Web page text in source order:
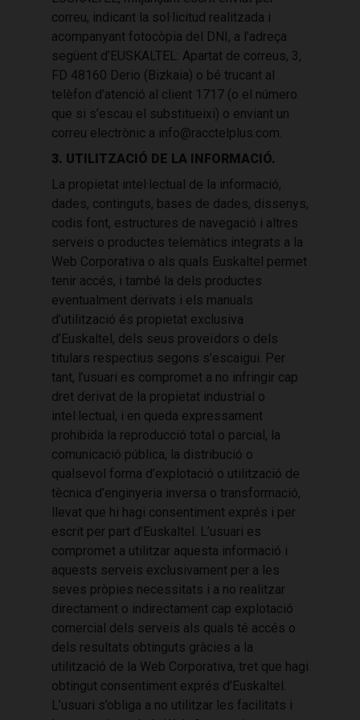
correu, indicant la sol·licitud realitzada i
acompanyant fotocòpia del DNI, a l’adreça
següent d’EUSKALTEL: Apartat de correus, 3,
FD 48160 Derio (Bizkaia) o bé trucant al
telèfon d’atenció al client 1717 (o el número
que si s’escau el substitueixi) o enviant un
correu electrònic a info@racctelplus.com.
3. UTILITZACIÓ DE LA INFORMACIÓ.
La propietat intel·lectual de la informació,
dades, continguts, bases de dades, dissenys,
codis font, estructures de navegació i altres
serveis o productes telemàtics integrats a la
Web Corporativa o als quals Euskaltel permet
tenir accés, i també la dels productes
eventualment derivats i els manuals
d’utilització és propietat exclusiva
d’Euskaltel, dels seus proveïdors o dels
titulars respectius segons s’escaigui. Per
tant, l’usuari es compromet a no infringir cap
dret derivat de la propietat industrial o
intel·lectual, i en queda expressament
prohibida la reproducció total o parcial, la
comunicació pública, la distribució o
qualsevol forma d’explotació o utilització de
tècnica d’enginyeria inversa o transformació,
llevat que hi hagi consentiment exprés i per
escrit per part d’Euskaltel. L’usuari es
compromet a utilitzar aquesta informació i
aquests serveis exclusivament per a les
seves pròpies necessitats i a no realitzar
directament o indirectament cap explotació
comercial dels serveis als quals té accés o
dels resultats obtinguts gràcies a la
utilització de la Web Corporativa, tret que hagi
obtingut consentiment exprés d’Euskaltel.
L’usuari s’obliga a no utilitzar les facilitats i